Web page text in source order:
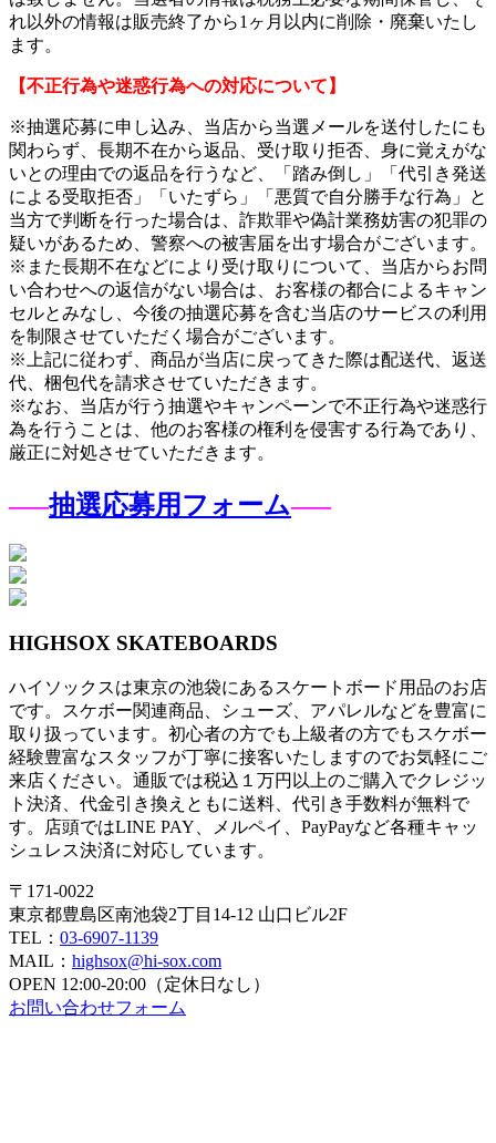
れ以外の情報は販売終了から1ヶ月以内に削除・廃棄いたし
ます。
【不正行為や迷惑行為への対応について】
※抽選応募に申し込み、当店から当選メールを送付したにも
関わらず、長期不在から返品、受け取り拒否、身に覚えがな
いとの理由での返品を行うなど、「踏み倒し」「代引き発送
による受取拒否」「いたずら」「悪質で自分勝手な行為」と
当方で判断を行った場合は、詐欺罪や偽計業務妨害の犯罪の
疑いがあるため、警察への被害届を出す場合がございます。
※また長期不在などにより受け取りについて、当店からお問
い合わせへの返信がない場合は、お客様の都合によるキャン
セルとみなし、今後の抽選応募を含む当店のサービスの利用
を制限させていただく場合がございます。
※上記に従わず、商品が当店に戻ってきた際は配送代、返送
代、梱包代を請求させていただきます。
※なお、当店が行う抽選やキャンペーンで不正行為や迷惑行
為を行うことは、他のお客様の権利を侵害する行為であり、
厳正に対処させていただきます。
—–抽選応募用フォーム—–
投
稿
ナ
ゲ
ー
シ
ョ
ン
HIGHSOX SKATEBOARDS
ハイソックスは東京の池袋にあるスケートボード用品のお店
です。スケボー関連商品、シューズ、アパレルなどを豊富に
取り扱っています。初心者の方でも上級者の方でもスケボー
経験豊富なスタッフが丁寧に接客いたしますのでお気軽にご
来店ください。通販では税込１万円以上のご購入でクレジッ
ト決済、代金引き換えともに送料、代引き手数料が無料で
す。店頭ではLINE PAY、メルペイ、PayPayなど各種キャッ
シュレス決済に対応しています。
〒171-0022
東京都豊島区南池袋2丁目14-12 山口ビル2F
TEL： 03-6907-1139
MAIL： highsox@hi-sox.com
OPEN 12:00-20:00（定休日なし）
お問い合わせフォーム